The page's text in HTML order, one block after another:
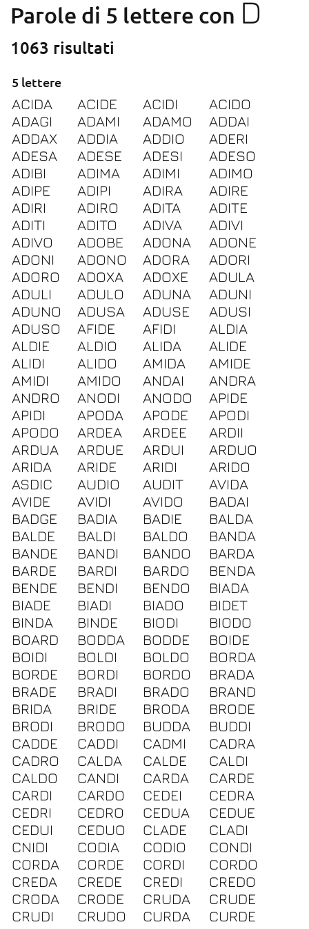
Parole di 5 lettere con D
1063 risultati
5 lettere
ACIDA ACIDE ACIDI
ACIDO
ADAGI
ADAMI ADAMO
ADDAI
ADDAX
ADDIA ADDIO
ADERI
ADESA
ADESE ADESI
ADESO
ADIBI
ADIMA ADIMI
ADIMO
ADIPE
ADIPI ADIRA
ADIRE
ADIRI
ADIRO ADITA
ADITE
ADITI
ADITO ADIVA
ADIVI
ADIVO
ADOBE ADONA
ADONE
ADONI
ADONO ADORA
ADORI
ADORO
ADOXA ADOXE
ADULA
ADULI
ADULO ADUNA
ADUNI
ADUNO
ADUSA ADUSE
ADUSI
ADUSO
AFIDE AFIDI
ALDIA
ALDIE
ALDIO ALIDA
ALIDE
ALIDI
ALIDO AMIDA
AMIDE
AMIDI
AMIDO ANDAI
ANDRA
ANDRO
ANODI ANODO
APIDE
APIDI
APODA APODE
APODI
APODO
ARDEA ARDEE
ARDII
ARDUA
ARDUE ARDUI
ARDUO
ARIDA
ARIDE ARIDI
ARIDO
ASDIC
AUDIO AUDIT
AVIDA
AVIDE
AVIDI AVIDO
BADAI
BADGE
BADIA BADIE
BALDA
BALDE
BALDI BALDO
BANDA
BANDE
BANDI BANDO
BARDA
BARDE
BARDI BARDO
BENDA
BENDE
BENDI BENDO
BIADA
BIADE
BIADI BIADO
BIDET
BINDA
BINDE BIODI
BIODO
BOARD
BODDA BODDE
BOIDE
BOIDI
BOLDI BOLDO
BORDA
BORDE
BORDI BORDO
BRADA
BRADE
BRADI BRADO
BRAND
BRIDA
BRIDE BRODA
BRODE
BRODI
BRODO BUDDA
BUDDI
CADDE
CADDI CADMI
CADRA
CADRO
CALDA CALDE
CALDI
CALDO
CANDI CARDA
CARDE
CARDI
CARDO CEDEI
CEDRA
CEDRI
CEDRO CEDUA
CEDUE
CEDUI
CEDUO CLADE
CLADI
CNIDI
CODIA CODIO
CONDI
CORDA
CORDE CORDI
CORDO
CREDA
CREDE CREDI
CREDO
CRODA
CRODE CRUDA
CRUDE
CRUDI
CRUDO CURDA
CURDE